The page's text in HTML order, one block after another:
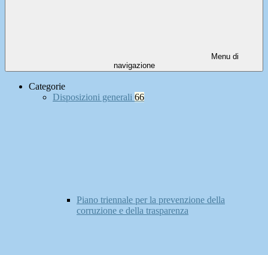
Menu di
navigazione
Categorie
Disposizioni generali 66
Piano triennale per la prevenzione della
corruzione e della trasparenza